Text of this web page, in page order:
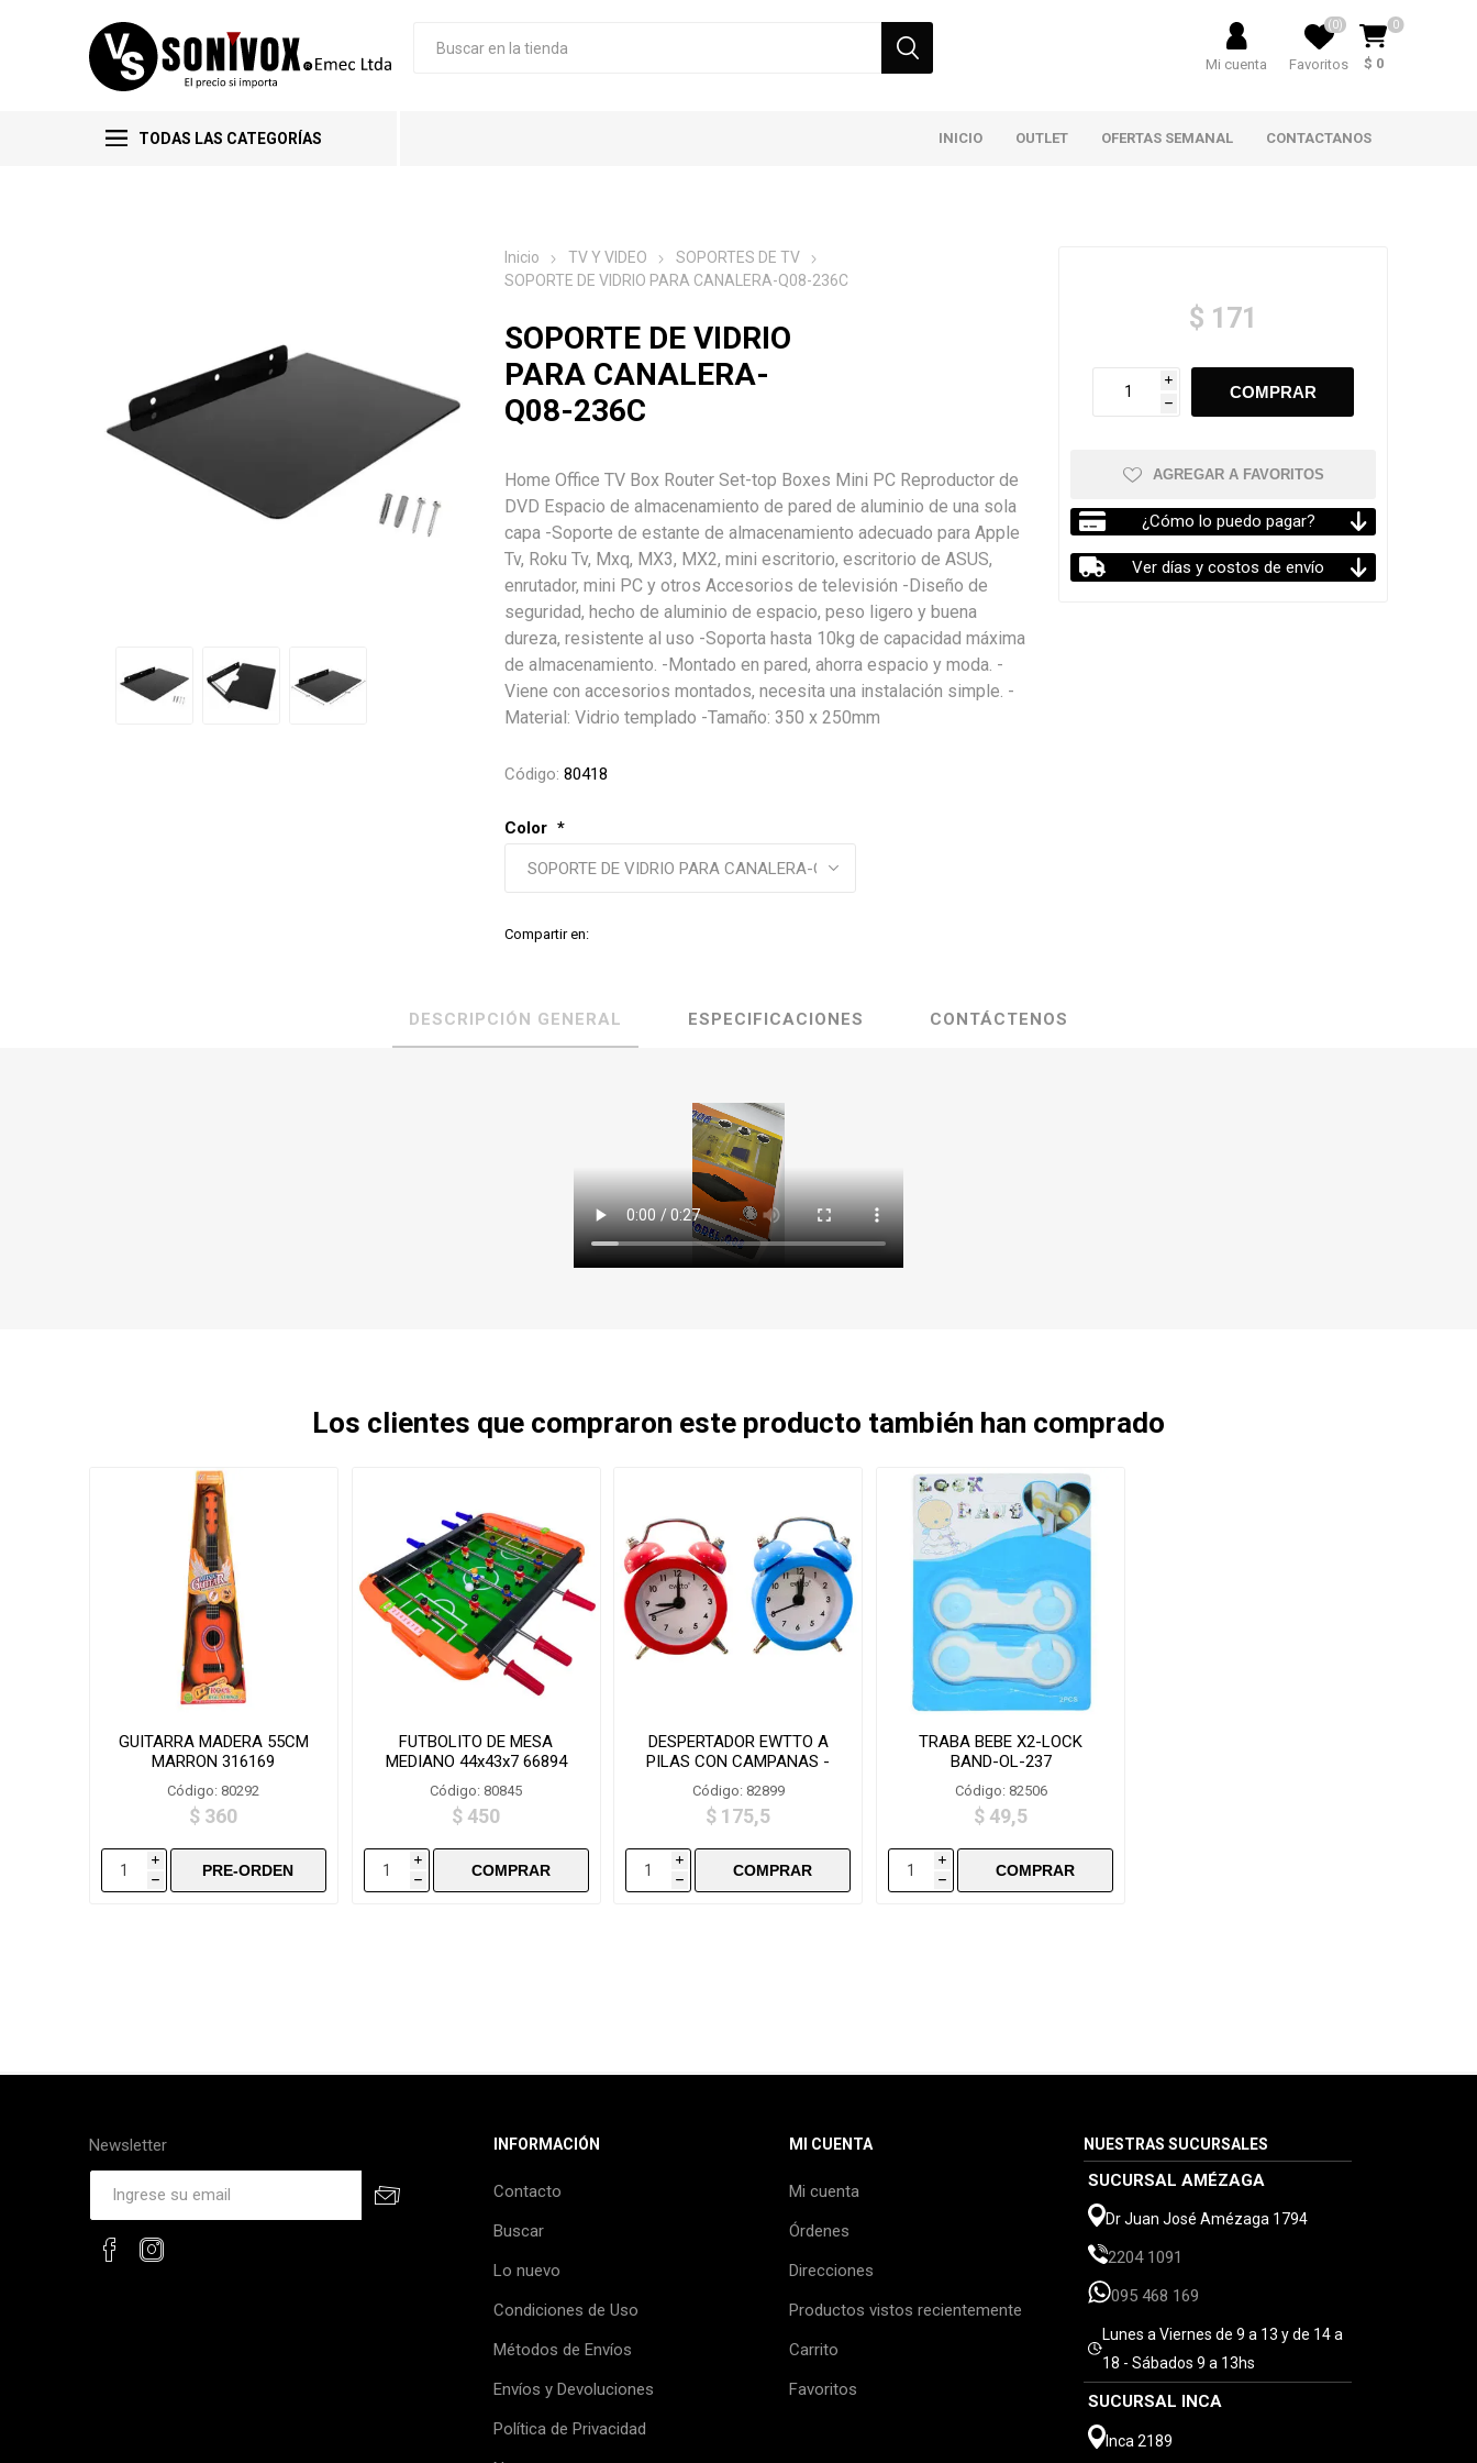
Mi cuenta Favoritos
(0) 0
$ 0
TODAS LAS CATEGORÍAS INICIO OUTLET OFERTAS SEMANAL CONTACTANOS
Inicio TV Y VIDEO
SOPORTES DE TV
SOPORTE DE VIDRIO PARA CANALERA-Q08-236C
SOPORTE DE VIDRIO
PARA CANALERA-
Q08-236C
Home Office TV Box Router Set-top Boxes Mini PC Reproductor de
DVD Espacio de almacenamiento de pared de aluminio de una sola
capa -Soporte de estante de almacenamiento adecuado para Apple
Tv, Roku Tv, Mxq, MX3, MX2, mini escritorio, escritorio de ASUS,
enrutador, mini PC y otros Accesorios de televisión -Diseño de
seguridad, hecho de aluminio de espacio, peso ligero y buena
dureza, resistente al uso -Soporta hasta 10kg de capacidad máxima
de almacenamiento. -Montado en pared, ahorra espacio y moda. -
Viene con accesorios montados, necesita una instalación simple. -
Material: Vidrio templado -Tamaño: 350 x 250mm
Código: 80418
Color *
Compartir en:
$ 171
i
h
AGREGAR A FAVORITOS
¿Cómo lo puedo pagar?
Ver días y costos de envío
DESCRIPCIÓN GENERAL ESPECIFICACIONES CONTÁCTENOS
Los clientes que compraron este producto también han comprado
GUITARRA MADERA 55CM
MARRON 316169
Código: 80292
$ 360
i
h
FUTBOLITO DE MESA
MEDIANO 44x43x7 66894
Código: 80845
$ 450
i
h
DESPERTADOR EWTTO A
PILAS CON CAMPANAS -
EW8801
Código: 82899
$ 175,5
i
h
TRABA BEBE X2-LOCK
BAND-OL-237
Código: 82506
$ 49,5
i
h
Newsletter INFORMACIÓN
Contacto
Buscar
Lo nuevo
Condiciones de Uso
Métodos de Envíos
Envíos y Devoluciones
Política de Privacidad
MI CUENTA
Mi cuenta
Órdenes
Direcciones
Productos vistos recientemente
Carrito
Favoritos
NUESTRAS SUCURSALES
SUCURSAL AMÉZAGA
Dr Juan José Amézaga 1794
2204 1091
095 468 169
Lunes a Viernes de 9 a 13 y de 14 a
18 - Sábados 9 a 13hs
SUCURSAL INCA
Inca 2189